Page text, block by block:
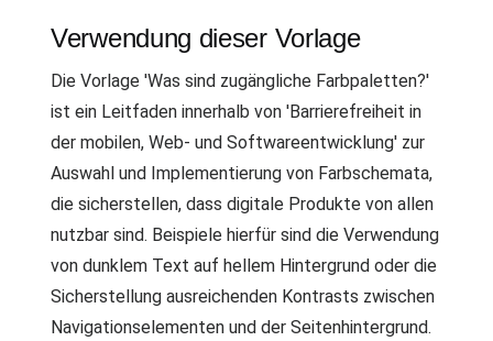
Verwendung dieser Vorlage
Die Vorlage 'Was sind zugängliche Farbpaletten?'
ist ein Leitfaden innerhalb von 'Barrierefreiheit in
der mobilen, Web- und Softwareentwicklung' zur
Auswahl und Implementierung von Farbschemata,
die sicherstellen, dass digitale Produkte von allen
nutzbar sind. Beispiele hierfür sind die Verwendung
von dunklem Text auf hellem Hintergrund oder die
Sicherstellung ausreichenden Kontrasts zwischen
Navigationselementen und der Seitenhintergrund.